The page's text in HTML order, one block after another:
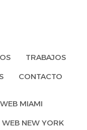
TRABAJOS
CONTACTO
MIAMI
WEB NEW YORK